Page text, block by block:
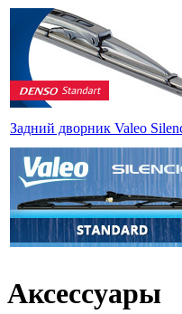
Задний дворник Valeo
Аксессуары